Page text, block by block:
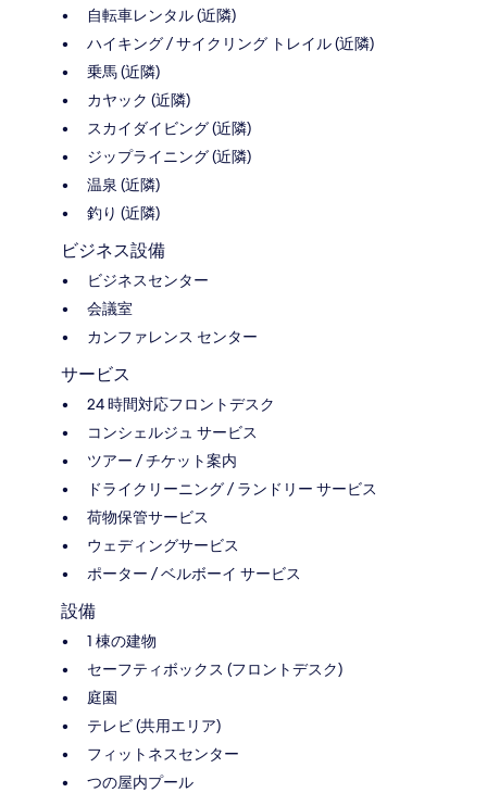
自転車レンタル (近隣)
ハイキング / サイクリング トレイル (近隣)
乗馬 (近隣)
カヤック (近隣)
スカイダイビング (近隣)
ジップライニング (近隣)
温泉 (近隣)
釣り (近隣)
ビジネス設備
ビジネスセンター
会議室
カンファレンス センター
サービス
24 時間対応フロントデスク
コンシェルジュ サービス
ツアー / チケット案内
ドライクリーニング / ランドリー サービス
荷物保管サービス
ウェディングサービス
ポーター / ベルボーイ サービス
設備
1 棟の建物
セーフティボックス (フロントデスク)
庭園
テレビ (共用エリア)
フィットネスセンター
つの屋内プール